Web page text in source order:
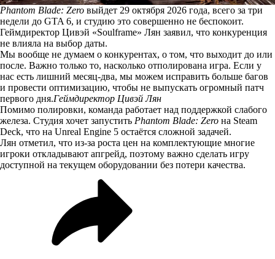
Phantom Blade: Zero выйдет 29 октября 2026 года, всего за три
недели до GTA 6, и студию это совершенно не беспокоит.
Геймдиректор Цивэй «Soulframe» Лян заявил, что конкуренция
не влияла на выбор даты.
Мы вообще не думаем о конкурентах, о том, что выходит до или
после. Важно только то, насколько отполирована игра. Если у
нас есть лишний месяц-два, мы можем исправить больше багов
и провести оптимизацию, чтобы не выпускать огромный патч
первого дня.Геймдиректор Цивэй Лян
Помимо полировки, команда работает над поддержкой слабого
железа. Студия хочет запустить Phantom Blade: Zero на Steam
Deck, что на Unreal Engine 5 остаётся сложной задачей.
Лян отметил, что из-за роста цен на комплектующие многие
игроки откладывают апгрейд, поэтому важно сделать игру
доступной на текущем оборудовании без потери качества.